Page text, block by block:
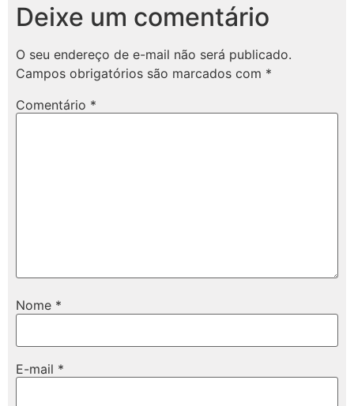
Deixe um comentário
O seu endereço de e-mail não será publicado.
Campos obrigatórios são marcados com *
Comentário *
Nome *
E-mail *